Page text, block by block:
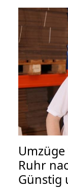
Ruhr
Günstig